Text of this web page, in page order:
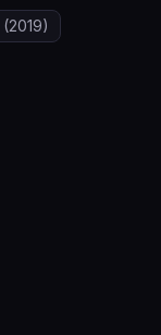
(2019)